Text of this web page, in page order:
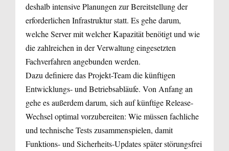
deshalb intensive Planungen zur Bereit­stellung der
erforderlichen Infrastruktur statt. Es gehe darum,
welche Server mit welcher Kapazität benötigt und wie
die zahlreichen in der Verwaltung eingesetzten
Fachverfahren angebunden werden.
Dazu definiere das Projekt-Team die künftigen
Entwicklungs- und Betriebsabläufe. Von Anfang an
gehe es außerdem darum, sich auf künftige Release­-
Wechsel optimal vorzubereiten: Wie müssen fachliche
und technische Tests zusammen­spielen, damit
Funktions- und Sicherheits-Updates später störungsfrei